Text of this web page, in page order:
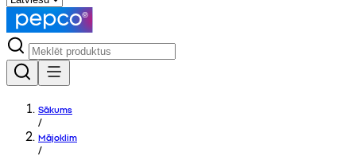
Sākums
/
Mājoklim
/